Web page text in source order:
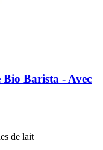
Barista -​ Avec
de lait